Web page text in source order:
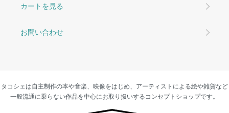
カートを見る
お問い合わせ
タコシェは自主制作の本や音楽、映像をはじめ、アーティストによる絵や雑貨など
一般流通に乗らない作品を中心にお取り扱いするコンセプトショップです。